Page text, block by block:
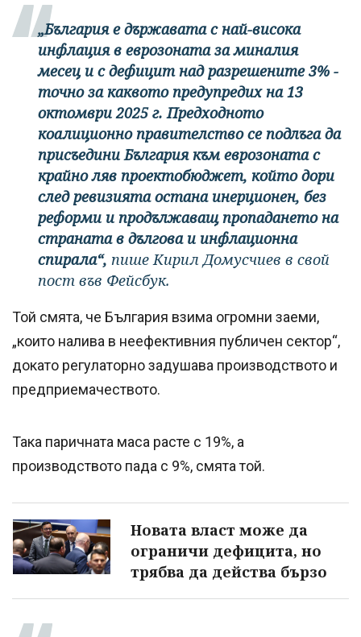
„България е държавата с най-висока
инфлация в еврозоната за миналия
месец и с дефицит над разрешените 3% -
точно за каквото предупредих на 13
октомври 2025 г. Предходното
коалиционно правителство се подлъга да
присъедини България към еврозоната с
крайно ляв проектобюджет, който дори
след ревизията остана инерционен, без
реформи и продължаващ пропадането на
страната в дългова и инфлационна
спирала“, пише Кирил Домусчиев в свой
пост във Фейсбук.
Той смята, че България взима огромни заеми,
„които налива в неефективния публичен сектор“,
докато регулаторно задушава производството и
предприемачеството.
Така паричната маса расте с 19%, а
производството пада с 9%, смята той.
Новата власт може да
ограничи дефицита, но
трябва да действа бързо